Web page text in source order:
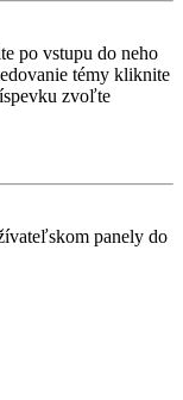
po vstupu do neho
témy kliknite
zvoľte
panely do